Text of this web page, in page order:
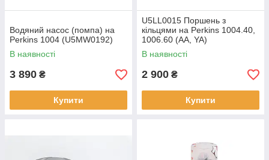
Водяний насос (помпа) на
Perkins 1004 (U5MW0192)
В наявності
3 890 ₴
Купити
U5LL0015 Поршень з
кільцями на Perkins 1004.40,
1006.60 (AA, YA)
В наявності
2 900 ₴
Купити